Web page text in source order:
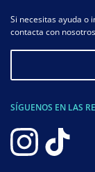
Si necesitas ayuda o
contacta con
SÍGUENOS EN LAS